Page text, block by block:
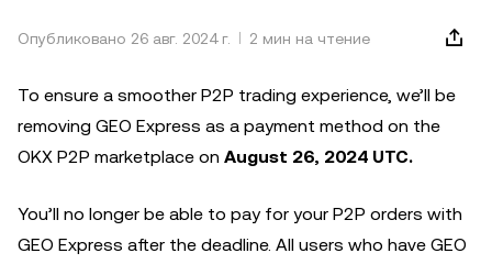
Опубликовано 26 авг. 2024 г. 2 мин на чтение
To ensure a smoother P2P trading experience, we’ll be
removing GEO Express as a payment method on the
OKX P2P marketplace on August 26, 2024 UTC.
You’ll no longer be able to pay for your P2P orders with
GEO Express after the deadline. All users who have GEO